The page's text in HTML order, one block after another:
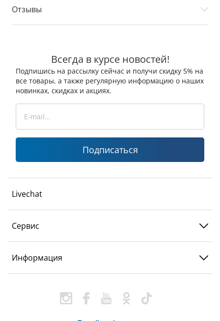
Отзывы
Всегда в курсе новостей!
Подпишись на рассылку сейчас и получи скидку 5% на
все товары, а также регулярную информацию о наших
новинках, скидках и акциях.
Подписаться
Livechat
Сервис
Информация